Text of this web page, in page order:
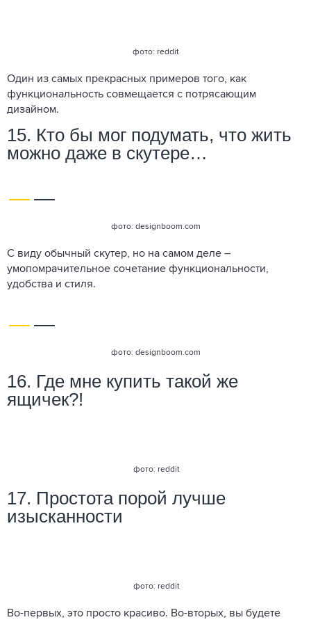
фото: reddit
Один из самых прекрасных примеров того, как
функциональность совмещается с потрясающим
дизайном.
15. Кто бы мог подумать, что жить
можно даже в скутере…
фото: designboom.com
С виду обычный скутер, но на самом деле –
умопомрачительное сочетание функциональности,
удобства и стиля.
фото: designboom.com
16. Где мне купить такой же
ящичек?!
фото: reddit
17. Простота порой лучше
изысканности
фото: reddit
Во-первых, это просто красиво. Во-вторых, вы будете